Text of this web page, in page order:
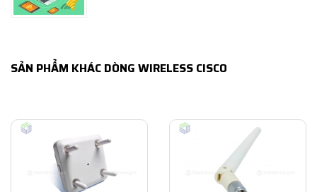
SẢN PHẨM KHÁC DÒNG WIRELESS CISCO